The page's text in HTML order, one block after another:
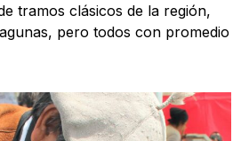
tramos clásicos de la región,
pero todos con promedio